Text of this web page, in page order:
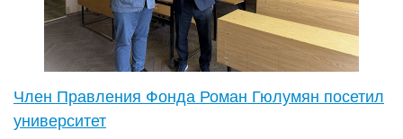
Член Правления Фонда Роман Гюлумян посетил
университет